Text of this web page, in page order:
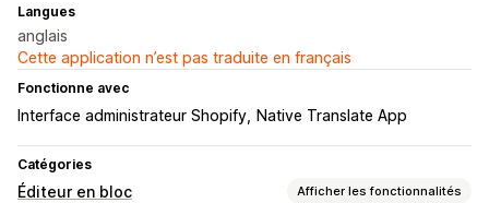
Langues
anglais
Cette application n’est pas traduite en français
Fonctionne avec
Interface administrateur Shopify Native Translate App
Catégories
Éditeur en bloc Afficher les fonctionnalités